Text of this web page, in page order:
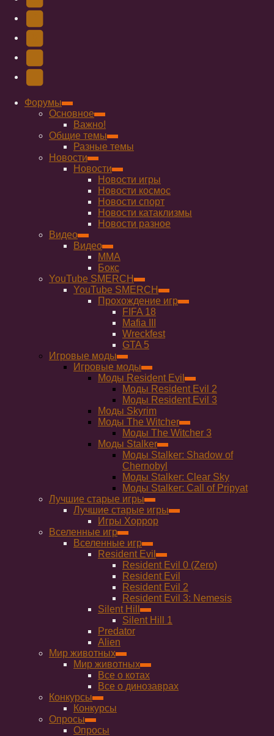
вкладке)
вкладке)
новой
вкладке)
в
новой
вкладке)
(Откроется
новой
вкладке)
Форумы
Основное
Важно!
Общие темы
Разные темы
Новости
Новости
Новости игры
Новости космос
Новости спорт
Новости катаклизмы
Новости разное
Видео
Видео
ММА
Бокс
YouTube SMERCH
YouTube SMERCH
Прохождение игр
FIFA 18
Mafia III
Wreckfest
GTA 5
Игровые моды
Игровые моды
Моды Resident Evil
Моды Resident Evil 2
Моды Resident Evil 3
Моды Skyrim
Моды The Witcher
Моды The Witcher 3
Моды Stalker
Моды Stalker: Shadow of
Chernobyl
Моды Stalker: Clear Sky
Моды Stalker: Call of Pripyat
Лучшие старые игры
Лучшие старые игры
Игры Хоррор
Вселенные игр
Вселенные игр
Resident Evil
Resident Evil 0 (Zero)
Resident Evil
Resident Evil 2
Resident Evil 3: Nemesis
Silent Hill
Silent Hill 1
Predator
Alien
Мир животных
Мир животных
Все о котах
Все о динозаврах
Конкурсы
Конкурсы
Опросы
Опросы